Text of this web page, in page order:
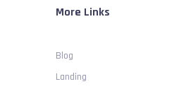
More Links
Blog
Landing